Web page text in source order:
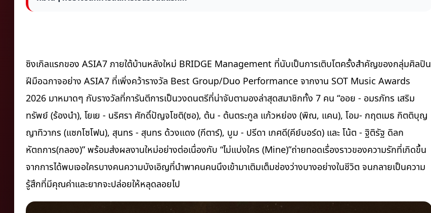
ซิงเกิลแรกของ ASIA7 ภายใต้บ้านหลังใหม่ BRIDGE Management ที่นับเป็นการเติบโตครั้งสำคัญของกลุ่มศิลปิน
ฝีมือฉกาจอย่าง ASIA7 ที่เพิ่งคว้ารางวัล Best Group/Duo Performance จากงาน SOT Music Awards
2026 มาหมาดๆ กับรางวัลที่การันตีการเป็นวงดนตรีที่น่าจับตามองล่าสุดสมาชิกทั้ง 7 คน “ออย - อมรภัทร เสริม
ทรัพย์ (ร้องนำ), โยเย - นริศรา ศักดิ์ปัญจโชติ(ซอ), ต้น - ต้นตระกูล แก้วหย่อง (พิณ, แคน), โอม- กฤตเมธ กิตติบุญ
ญาทิวากร (แซกโซโฟน), สุนทร - สุนทร ด้วงแดง (กีตาร์), บูม - ปรีดา เกศดี(คีย์บอร์ด) และ โน้ต - ฐิติรัฐ ดิลก
หัตถการ(กลอง)” พร้อมส่งผลงานใหม่อย่างต่อเนื่องกับ “ไม่แบ่งใคร (Mine)”ถ่ายทอดเรื่องราวของความรักที่เกิดขึ้น
จากการได้พบเจอใครบางคนความบังเอิญที่นำพาคนคนนึงเข้ามาเติมเต็มช่องว่างบางอย่างในชีวิต จนกลายเป็นความ
รู้สึกที่มีคุณค่าและยากจะปล่อยให้หลุดลอยไป